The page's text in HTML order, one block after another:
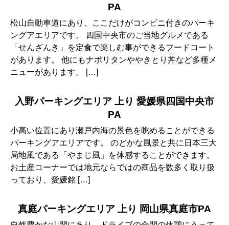
PA
松山自動車道にあり、ここだけがコンビニ付きのパーキ
ングアエリアです。 四国中央市のご当地グルメである
「せんざんき」を定食で楽しむ事ができるフードコート
があります。 他にもナポリタンややきとり丼など多種メ
ニューがあります。 […]
入野パーキングエリア 上り 愛媛県四国中央市
PA
小高い位置にあり瀬戸内海の景色を眺めることができる
パーキングアエリアです。 のどかな風景と共に日本三大
局地風である「やまじ風」を体感することができます。
お土産コーナーでは地元ならではの商品を数多く取り扱
っており、愛媛銘 […]
真庭パーキングエリア 上り 岡山県真庭市PA